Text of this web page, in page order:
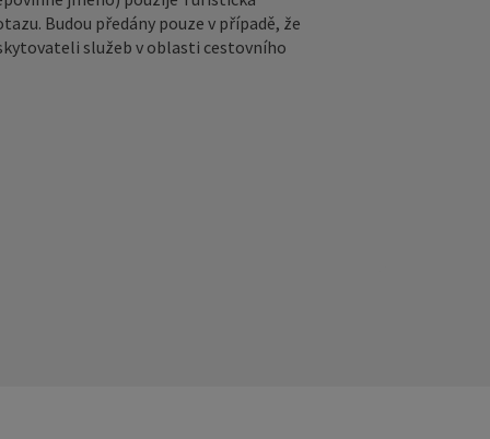
Budou předány pouze v případě, že
služeb v oblasti cestovního